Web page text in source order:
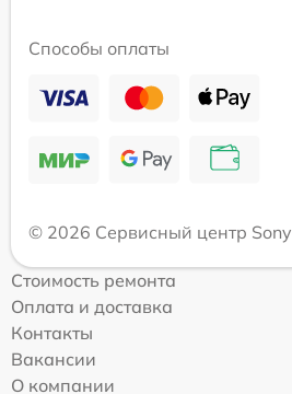
Способы оплаты
© 2026 Сервисный центр Sony
Стоимость ремонта
Оплата и доставка
Контакты
Вакансии
О компании